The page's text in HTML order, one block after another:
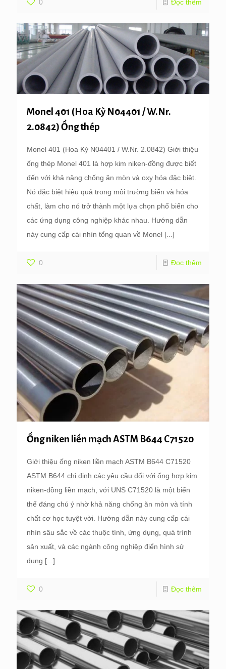
0 Đọc thêm
Monel 401 (Hoa Kỳ N04401 / W.Nr.
2.0842) Ống thép
Monel 401 (Hoa Kỳ N04401 / W.Nr. 2.0842) Giới thiệu
ống thép Monel 401 là hợp kim niken-đồng được biết
đến với khả năng chống ăn mòn và oxy hóa đặc biệt.
Nó đặc biệt hiệu quả trong môi trường biển và hóa
chất, làm cho nó trở thành một lựa chọn phổ biến cho
các ứng dụng công nghiệp khác nhau. Hướng dẫn
này cung cấp cái nhìn tổng quan về Monel [...]
0 Đọc thêm
Ống niken liền mạch ASTM B644 C71520
Giới thiệu ống niken liền mạch ASTM B644 C71520
ASTM B644 chỉ định các yêu cầu đối với ống hợp kim
niken-đồng liền mạch, với UNS C71520 là một biến
thể đáng chú ý nhờ khả năng chống ăn mòn và tính
chất cơ học tuyệt vời. Hướng dẫn này cung cấp cái
nhìn sâu sắc về các thuộc tính, ứng dụng, quá trình
sản xuất, và các ngành công nghiệp điển hình sử
dụng [...]
0 Đọc thêm